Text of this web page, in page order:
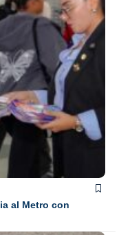
al Metro con